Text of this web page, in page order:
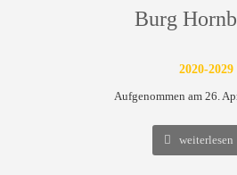
Burg
2020-2029
Aufgenommen am 26.
weiterlesen